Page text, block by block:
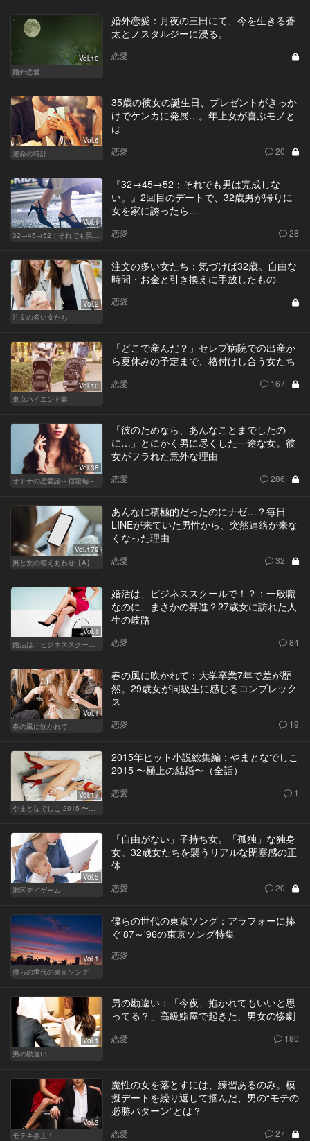
Vol.10
婚外恋愛
婚外恋愛：月夜の三田にて、今を生きる蒼
太とノスタルジーに浸る。
恋愛
Vol.6
運命の時計
35歳の彼女の誕生日、プレゼントがきっか
けでケンカに発展…。年上女が喜ぶモノと
は
恋愛 20
Vol.1
32→45→52：それでも男は完成しない。
『32→45→52：それでも男は完成しな
い。』2回目のデートで、32歳男が帰りに
女を家に誘ったら…
恋愛 28
Vol.2
注文の多い女たち
注文の多い女たち：気づけば32歳。自由な
時間・お金と引き換えに手放したもの
恋愛
Vol.10
東京ハイエンド妻
「どこで産んだ？」セレブ病院での出産か
ら夏休みの予定まで、格付けし合う女たち
恋愛 167
Vol.38
オトナの恋愛論～宿題編～
「彼のためなら、あんなことまでしたの
に…」とにかく男に尽くした一途な女。彼
女がフラれた意外な理由
恋愛 286
Vol.179
男と女の答えあわせ【A】
あんなに積極的だったのにナゼ…？毎日
LINEが来ていた男性から、突然連絡が来な
くなった理由
恋愛 32
Vol.1
婚活は、ビジネススクールで！？：一般職
なのに、まさかの昇進？27歳女に訪れた人
生の岐路
恋愛 84
Vol.1
春の風に吹かれて
春の風に吹かれて：大学卒業7年で差が歴
然。29歳女が同級生に感じるコンプレック
ス
恋愛 19
Vol.17
2015年ヒット小説総集編：やまとなでしこ
2015 〜極上の結婚〜（全話）
恋愛 1
Vol.5
港区デイゲーム
「自由がない」子持ち女。「孤独」な独身
女。32歳女たちを襲うリアルな閉塞感の正
体
恋愛 20
Vol.1
僕らの世代の東京ソング
僕らの世代の東京ソング：アラフォーに捧
ぐ'87～'96の東京ソング特集
恋愛
Vol.1
男の勘違い
男の勘違い：「今夜、抱かれてもいいと思
ってる？」高級鮨屋で起きた、男女の惨劇
恋愛 180
Vol.3
モテキ参上！
魔性の女を落とすには、練習あるのみ。模
擬デートを繰り返して掴んだ、男の“モテの
必勝パターン”とは？
恋愛 27